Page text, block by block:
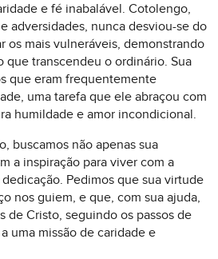
e fé inabalável. Cotolengo,
adversidades, nunca desviou-se do
os mais vulneráveis, demonstrando
que transcendeu o ordinário. Sua
que eram frequentemente
uma tarefa que ele abraçou com
humildade e amor incondicional.
buscamos não apenas sua
a inspiração para viver com a
Pedimos que sua virtude
nos guiem, e que, com sua ajuda,
de Cristo, seguindo os passos de
uma missão de caridade e